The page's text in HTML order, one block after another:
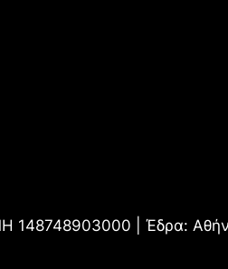
| Έδρα: